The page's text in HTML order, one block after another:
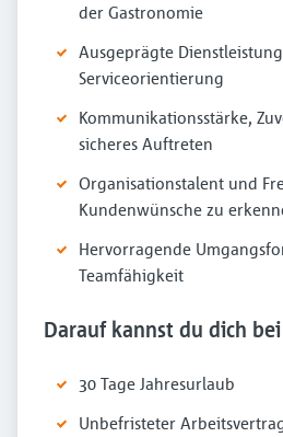
der Gastronomie
Ausgeprägte
Serviceorientierung
Kommunikationsstärke,
sicheres Auftreten
Organisationstalent und
Kundenwünsche zu
Hervorragende
Teamfähigkeit
Darauf kannst du dich
30 Tage Jahresurlaub
Unbefristeter